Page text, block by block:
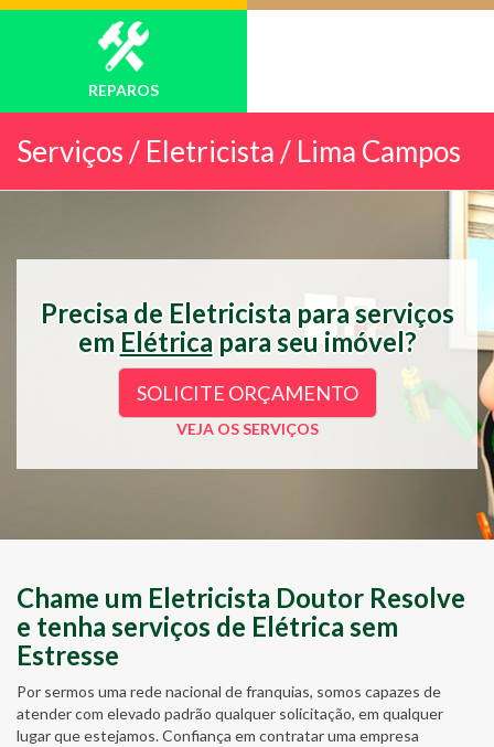
REPAROS
Serviços / Eletricista / Lima Campos
Precisa de Eletricista para serviços
em Elétrica para seu imóvel?
SOLICITE ORÇAMENTO
VEJA OS SERVIÇOS
Chame um Eletricista Doutor Resolve
e tenha serviços de Elétrica sem
Estresse
Por sermos uma rede nacional de franquias, somos capazes de
atender com elevado padrão qualquer solicitação, em qualquer
lugar que estejamos. Confiança em contratar uma empresa